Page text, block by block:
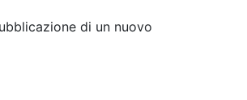
di un nuovo